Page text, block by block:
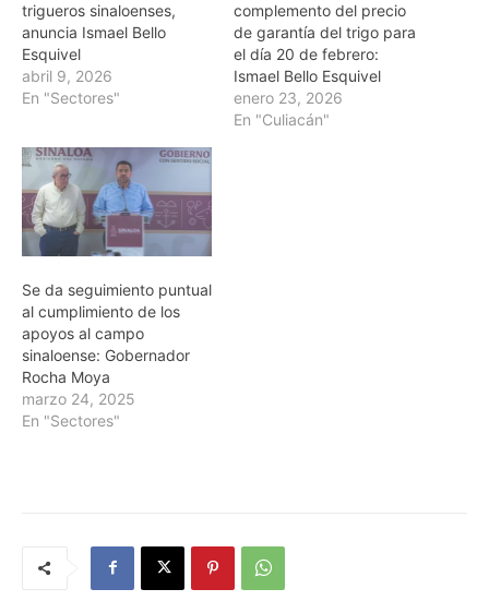
trigueros sinaloenses,
anuncia Ismael Bello
Esquivel
abril 9, 2026
En "Sectores"
complemento del precio
de garantía del trigo para
el día 20 de febrero:
Ismael Bello Esquivel
enero 23, 2026
En "Culiacán"
Se da seguimiento puntual
al cumplimiento de los
apoyos al campo
sinaloense: Gobernador
Rocha Moya
marzo 24, 2025
En "Sectores"